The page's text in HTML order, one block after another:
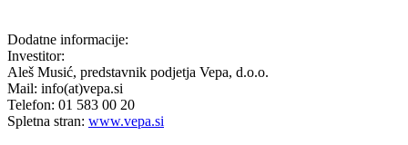
Dodatne informacije:
Investitor:
Aleš Musić, predstavnik podjetja Vepa, d.o.o.
Mail: info(at)vepa.si
Telefon: 01 583 00 20
Spletna stran: www.vepa.si